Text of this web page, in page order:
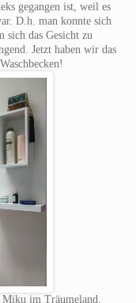
gegangen ist, weil es
D.h. man konnte sich
sich das Gesicht zu
Jetzt haben wir das
Miku im Träumeland.